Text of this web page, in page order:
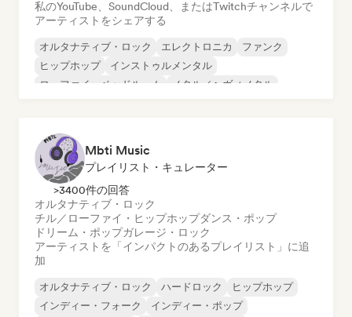
私のYouTube、SoundCloud、またはTwitchチャンネルで
アーティストをシェアする
オルタナティブ・ロック エレクトロニカ
ファンク
ヒップホップ
インストゥルメンタル
ローファイ・ベッドルーム
メタル／ヘヴィメタル
Mbti Music
プレイリスト・キュレーター
>3400件の回答
オルタナティブ・ロック
チル／ローファイ・ヒップホップダンス・ポップ
ドリーム・ポップガレージ・ロック
アーティストを「インパクトのあるプレイリスト」に追
加
オルタナティブ・ロック ハードロック
ヒップホップ
インディー・フォーク
インディー・ポップ